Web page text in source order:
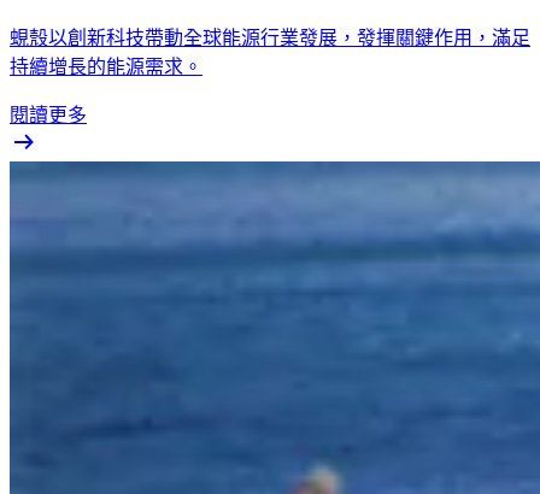
蜆殼以創新科技帶動全球能源行業發展，發揮關鍵作用，滿足
持續增長的能源需求。
閱讀更多